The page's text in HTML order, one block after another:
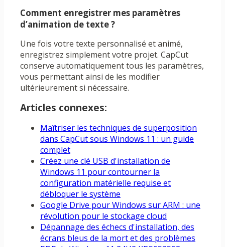
Comment enregistrer mes paramètres
d’animation de texte ?
Une fois votre texte personnalisé et animé,
enregistrez simplement votre projet. CapCut
conserve automatiquement tous les paramètres,
vous permettant ainsi de les modifier
ultérieurement si nécessaire.
Articles connexes:
Maîtriser les techniques de superposition
dans CapCut sous Windows 11 : un guide
complet
Créez une clé USB d'installation de
Windows 11 pour contourner la
configuration matérielle requise et
débloquer le système
Google Drive pour Windows sur ARM : une
révolution pour le stockage cloud
Dépannage des échecs d'installation, des
écrans bleus de la mort et des problèmes